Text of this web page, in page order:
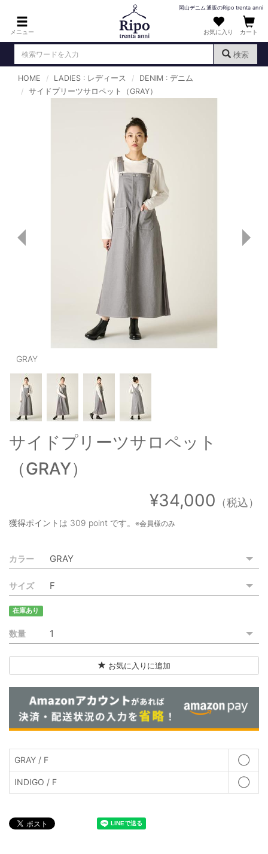
メニュー
岡山デニム通販のRipo trenta anni
お気に入り カート
検索
ログイン （新規会員登録）
T-SHIRT : Tシャツ
KNIT : ニット
SHIRT : シャツ
OUTERS : アウター
LADIES : レディース
DENIM : デニム
PANTS/SKIRT : パンツ・スカート
TOPS : トップス
OUTERS : アウター
OUTLET : アウトレット
MENS : メンズ
LADIES : レディース
お買い物カゴ
特定商取引法に基づく表記
ご利用規約
HOME LADIES : レディース
DENIM : デニム
サイドプリーツサロペット（GRAY）
GRAY
サイドプリーツサロペット
（GRAY）
¥34,000 （税込）
獲得ポイントは 309 point です。 ※会員様のみ
カラー
サイズ
在庫あり
数量
お気に入りに追加
GRAY / F ◯
INDIGO / F ◯